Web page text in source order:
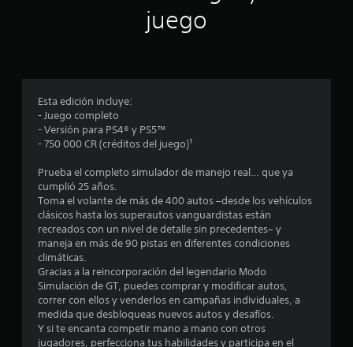
s
p
u
e
d
e
u
g
a
r
s
i
n
e
f
e
c
l
g
a
m
e
p
a
y
o
l
a
e
x
p
e
r
i
e
juego
Esta edición incluye:
- Juego completo
- Versión para PS4® y PS5™
- 750 000 CR (créditos del juego)¹
Prueba el completo simulador de manejo real… que ya
cumplió 25 años.
Toma el volante de más de 400 autos –desde los vehículos
clásicos hasta los superautos vanguardistas están
recreados con un nivel de detalle sin precedentes– y
maneja en más de 90 pistas en diferentes condiciones
climáticas.
Gracias a la reincorporación del legendario Modo
Simulación de GT, puedes comprar y modificar autos,
correr con ellos y venderlos en campañas individuales, a
medida que desbloqueas nuevos autos y desafíos.
Y si te encanta competir mano a mano con otros
jugadores, perfecciona tus habilidades y participa en el